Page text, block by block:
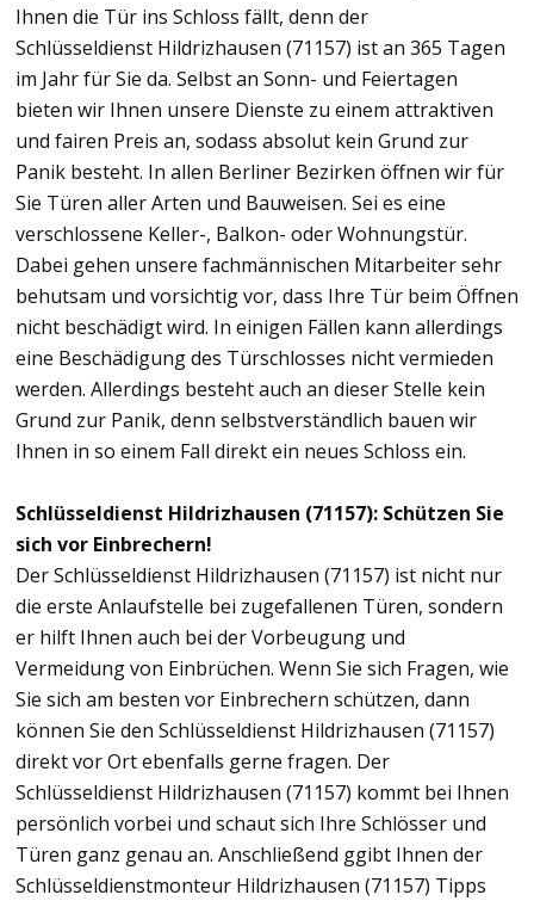
Ihnen die Tür ins Schloss fällt, denn der
Schlüsseldienst Hildrizhausen (71157) ist an 365 Tagen
im Jahr für Sie da. Selbst an Sonn- und Feiertagen
bieten wir Ihnen unsere Dienste zu einem attraktiven
und fairen Preis an, sodass absolut kein Grund zur
Panik besteht. In allen Berliner Bezirken öffnen wir für
Sie Türen aller Arten und Bauweisen. Sei es eine
verschlossene Keller-, Balkon- oder Wohnungstür.
Dabei gehen unsere fachmännischen Mitarbeiter sehr
behutsam und vorsichtig vor, dass Ihre Tür beim Öffnen
nicht beschädigt wird. In einigen Fällen kann allerdings
eine Beschädigung des Türschlosses nicht vermieden
werden. Allerdings besteht auch an dieser Stelle kein
Grund zur Panik, denn selbstverständlich bauen wir
Ihnen in so einem Fall direkt ein neues Schloss ein.
Schlüsseldienst Hildrizhausen (71157): Schützen Sie
sich vor Einbrechern!
Der Schlüsseldienst Hildrizhausen (71157) ist nicht nur
die erste Anlaufstelle bei zugefallenen Türen, sondern
er hilft Ihnen auch bei der Vorbeugung und
Vermeidung von Einbrüchen. Wenn Sie sich Fragen, wie
Sie sich am besten vor Einbrechern schützen, dann
können Sie den Schlüsseldienst Hildrizhausen (71157)
direkt vor Ort ebenfalls gerne fragen. Der
Schlüsseldienst Hildrizhausen (71157) kommt bei Ihnen
persönlich vorbei und schaut sich Ihre Schlösser und
Türen ganz genau an. Anschließend ggibt Ihnen der
Schlüsseldienstmonteur Hildrizhausen (71157) Tipps